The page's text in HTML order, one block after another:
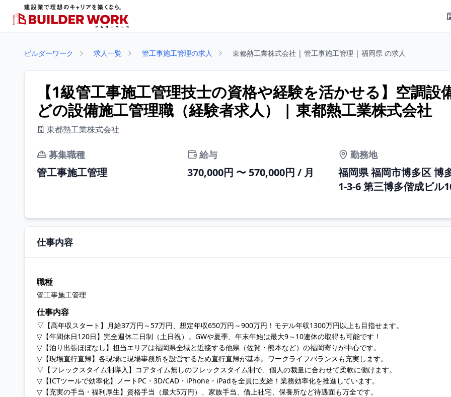
ビルダーワーク 求人一覧 管工事施工管理の求人 東都熱工業株式会社 | 管工事施工管理 | 福岡県 の求人
【1級管工事施工管理技士の資格や経験を活かせる】空調設
どの設備施工管理職（経験者求人） | 東都熱工業株式会社
東都熱工業株式会社
募集職種
管工事施工管理
給与
370,000円 〜 570,000円 / 月
勤務地
福岡県 福岡市博多区 博
1-3-6 第三博多偕成ビル
仕事内容
職種
管工事施工管理
仕事内容
▽【高年収スタート】月給37万円～57万円、想定年収650万円～900万円！モデル年収1300万円以上も目指せます。
▽【年間休日120日】完全週休二日制（土日祝）。GWや夏季、年末年始は最大9～10連休の取得も可能です！
▽【泊り出張ほぼなし】担当エリアは福岡県全域と近接する他県（佐賀・熊本など）の福岡寄りが中心です。
▽【現場直行直帰】各現場に現場事務所を設営するため直行直帰が基本。ワークライフバランスも充実します。
▽【フレックスタイム制導入】コアタイム無しのフレックスタイム制で、個人の裁量に合わせて柔軟に働けます。
▽【ICTツールで効率化】ノートPC・3D/CAD・iPhone・iPadを全員に支給！業務効率化を推進しています。
▽【充実の手当・福利厚生】資格手当（最大5万円）、家族手当、借上社宅、保養所など待遇面も万全です。